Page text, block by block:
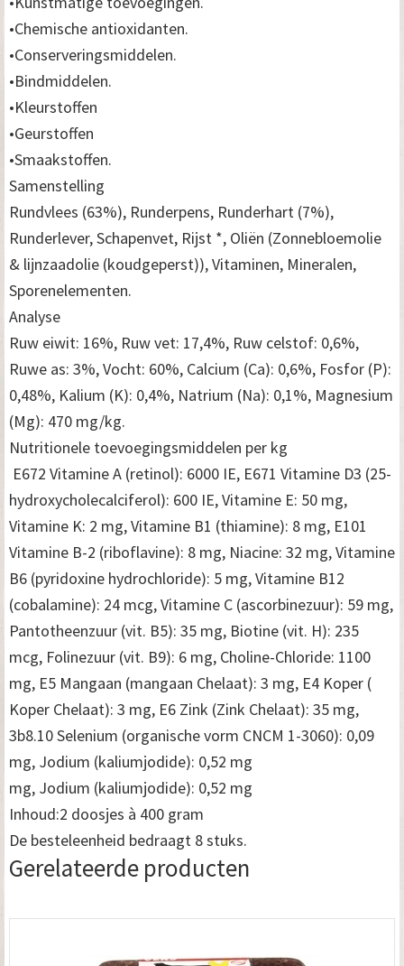
•Chemische antioxidanten.
•Conserveringsmiddelen.
•Bindmiddelen.
•Kleurstoffen
•Geurstoffen
•Smaakstoffen.
Samenstelling
Rundvlees (63%), Runderpens, Runderhart (7%),
Runderlever, Schapenvet, Rijst *, Oliën (Zonnebloemolie
& lijnzaadolie (koudgeperst)), Vitaminen, Mineralen,
Sporenelementen.
Analyse
Ruw eiwit: 16%, Ruw vet: 17,4%, Ruw celstof: 0,6%,
Ruwe as: 3%, Vocht: 60%, Calcium (Ca): 0,6%, Fosfor (P):
0,48%, Kalium (K): 0,4%, Natrium (Na): 0,1%, Magnesium
(Mg): 470 mg/kg.
Nutritionele toevoegingsmiddelen per kg
E672 Vitamine A (retinol): 6000 IE, E671 Vitamine D3 (25-
hydroxycholecalciferol): 600 IE, Vitamine E: 50 mg,
Vitamine K: 2 mg, Vitamine B1 (thiamine): 8 mg, E101
Vitamine B-2 (riboflavine): 8 mg, Niacine: 32 mg, Vitamine
B6 (pyridoxine hydrochloride): 5 mg, Vitamine B12
(cobalamine): 24 mcg, Vitamine C (ascorbinezuur): 59 mg,
Pantotheenzuur (vit. B5): 35 mg, Biotine (vit. H): 235
mcg, Folinezuur (vit. B9): 6 mg, Choline-Chloride: 1100
mg, E5 Mangaan (mangaan Chelaat): 3 mg, E4 Koper (
Koper Chelaat): 3 mg, E6 Zink (Zink Chelaat): 35 mg,
3b8.10 Selenium (organische vorm CNCM 1-3060): 0,09
mg, Jodium (kaliumjodide): 0,52 mg
mg, Jodium (kaliumjodide): 0,52 mg
Inhoud:2 doosjes à 400 gram
De besteleenheid bedraagt 8 stuks.
Gerelateerde producten